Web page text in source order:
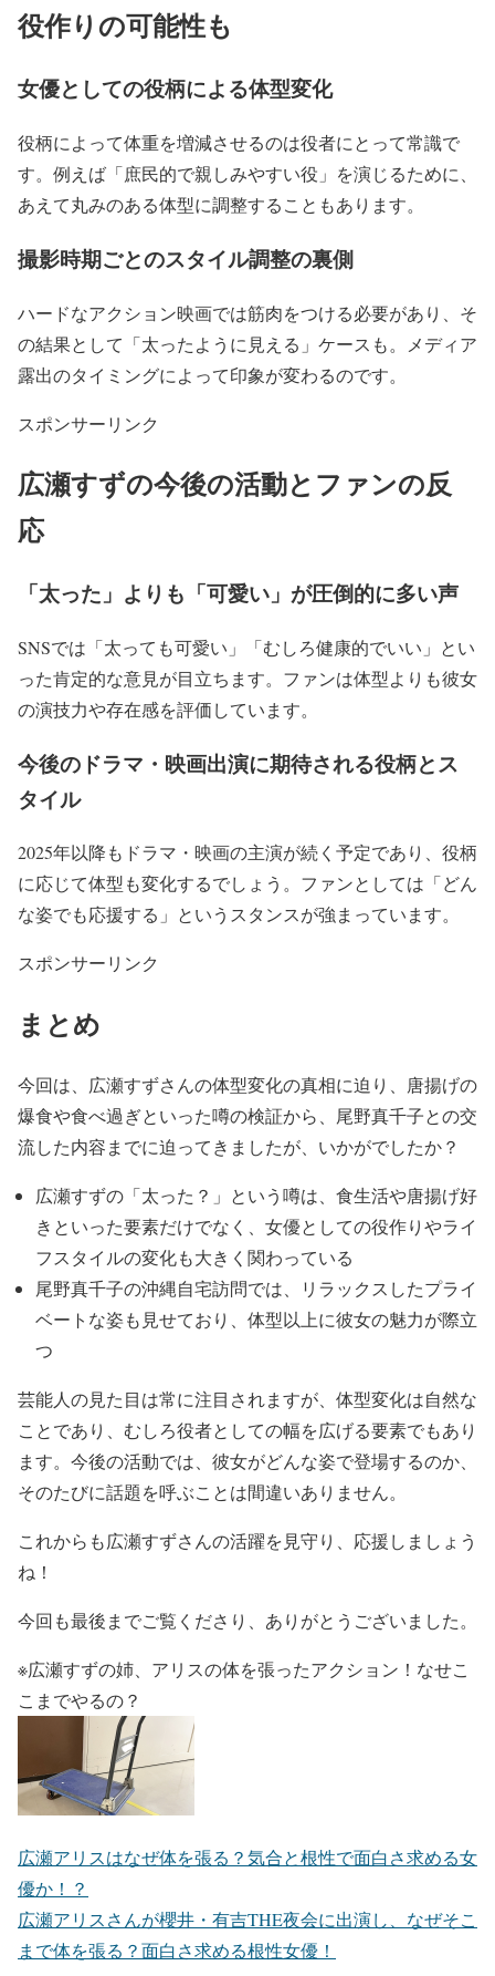
役作りの可能性も
女優としての役柄による体型変化
役柄によって体重を増減させるのは役者にとって常識で
す。例えば「庶民的で親しみやすい役」を演じるために、
あえて丸みのある体型に調整することもあります。
撮影時期ごとのスタイル調整の裏側
ハードなアクション映画では筋肉をつける必要があり、そ
の結果として「太ったように見える」ケースも。
メディア
露出のタイミングによって印象が変わるのです。
スポンサーリンク
広瀬すずの今後の活動とファンの反
応
「太った」よりも「可愛い」が圧倒的に多い声
SNSでは 「太っても可愛い」「むしろ健康的でいい」 とい
った肯定的な意見が目立ち ます。ファンは体型よりも彼女
の演技力や存在感を評価しています。
今後のドラマ・映画出演に期待される役柄とス
タイル
2025年以降もドラマ・映画の主演が続く予定であり、役柄
に応じて体型も変化するでしょう。 ファンとしては「どん
な姿でも応援する」というスタンスが強まっています。
スポンサーリンク
まとめ
今回は、広瀬すずさんの体型変化の真相に迫り、唐揚げの
爆食や食べ過ぎといった噂の検証から、尾野真千子との交
流した内容までに迫ってきましたが、いかがでしたか？
広瀬すずの「太った？」という噂は、食生活や唐揚げ好
きといった要素だけでなく、 女優としての役作りやライ
フスタイルの変化も大きく関わっている
尾野真千子の沖縄自宅訪問では、リラックスしたプライ
ベートな姿も見せており、 体型以上に彼女の魅力が際立
つ
芸能人の見た目は常に注目されますが、 体型変化は自然な
ことであり、 むしろ役者としての幅を広げる要素でもあり
ます。今後の活動では、彼女がどんな姿で登場するのか、
そのたびに話題を呼ぶことは間違いありません。
これからも広瀬すずさんの活躍を見守り、応援しましょう
ね！
今回も最後までご覧くださり、ありがとうございました。
※広瀬すずの姉、アリスの体を張ったアクション！なせこ
こまでやるの？
広瀬アリスはなぜ体を張る？気合と根性で面白さ求める女
優か！？
広瀬アリスさんが櫻井・有吉THE夜会に出演し、なぜそこ
まで体を張る？面白さ求める根性女優！